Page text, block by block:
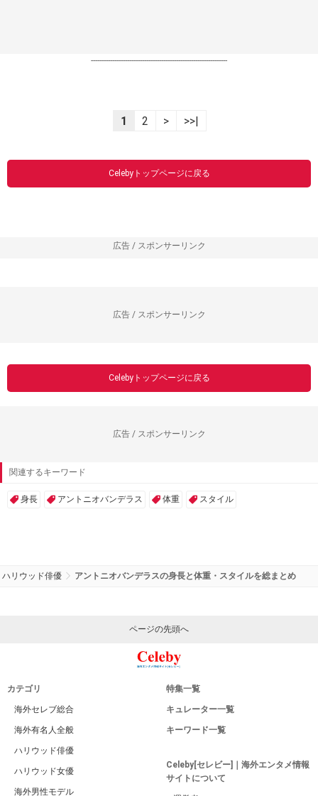
----------------------------------------------------------------
1 2 > >>|
Celebyトップページに戻る
広告 / スポンサーリンク
広告 / スポンサーリンク
Celebyトップページに戻る
広告 / スポンサーリンク
関連するキーワード
身長 アントニオバンデラス 体重 スタイル
ハリウッド俳優 アントニオバンデラスの身長と体重・スタイルを総まとめ
ページの先頭へ
カテゴリ
海外セレブ総合
海外有名人全般
ハリウッド俳優
ハリウッド女優
海外男性モデル
特集一覧
キュレーター一覧
キーワード一覧
Celeby[セレビー]｜海外エンタメ情報
サイトについて